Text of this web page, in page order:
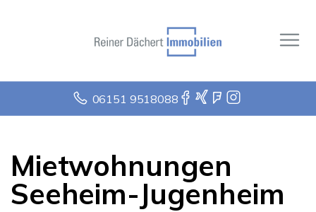
06151 9518088
Mietwohnungen
Seeheim-Jugenheim